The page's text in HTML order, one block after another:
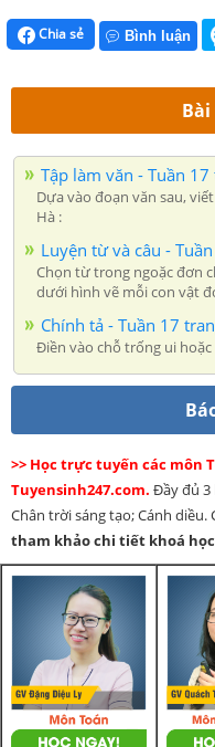
Chia sẻ Bình luận
Tập làm văn - Tuần
Dựa vào đoạn văn sau,
Hà :
Luyện từ và câu -
Chọn từ trong ngoặc đơn
dưới hình vẽ mỗi con vật
Chính tả - Tuần 17
Điền vào chỗ trống ui hoặc
>> Học trực tuyến các môn
Tuyensinh247.com. Đầy đủ 3
Chân trời sáng tạo; Cánh
tham khảo chi tiết khoá